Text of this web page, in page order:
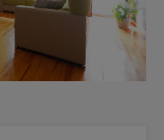
Next